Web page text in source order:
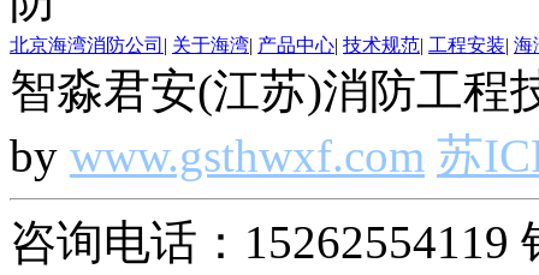
北京海湾消防公司 | 关于海湾| 产品中心| 技术规范| 工程安装| 海
智淼君安(江苏)消防工程
by www.gsthwxf.com 苏
咨询电话：15262554119